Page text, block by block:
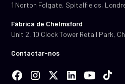
1 Norton Folgate, Spitalfields,
Fábrica de Chelmsford
Unit 2, 10 Clock Tower Retail Park,
Contactar-nos